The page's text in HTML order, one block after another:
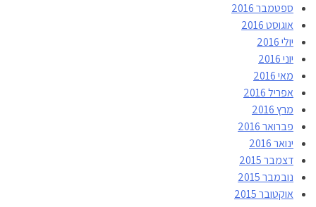
ספטמבר 2016
אוגוסט 2016
יולי 2016
יוני 2016
מאי 2016
אפריל 2016
מרץ 2016
פברואר 2016
ינואר 2016
דצמבר 2015
נובמבר 2015
אוקטובר 2015